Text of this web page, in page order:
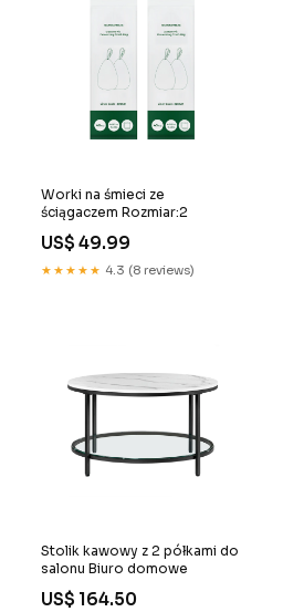
Worki na śmieci ze
ściągaczem Rozmiar:2
US$ 49.99
★★★★★ 4.3 (8 reviews)
Stolik kawowy z 2 półkami do
salonu Biuro domowe
US$ 164.50